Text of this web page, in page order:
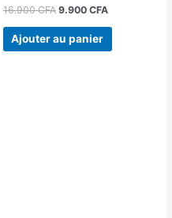
16.900CFA 9.900 CFA
Ajouter au panier